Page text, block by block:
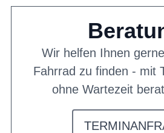
Wir helfen Ihnen
Fahrrad zu finden - mit
ohne Wartezeit